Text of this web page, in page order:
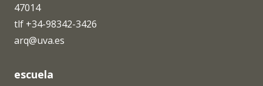
47014
tlf +34-98342-3426
arq@uva.es
escuela